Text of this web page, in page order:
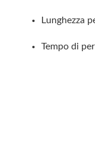
Lunghezza
Tempo di